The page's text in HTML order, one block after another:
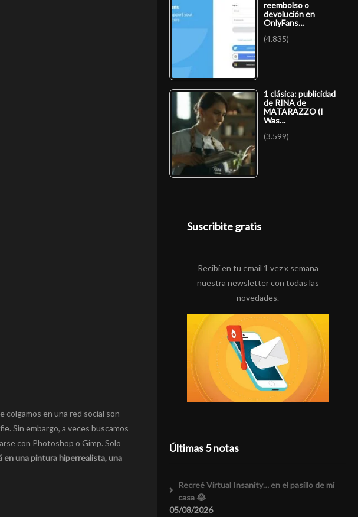
colgamos en una red social son
Sin embargo, a veces buscamos
con Photoshop o Gimp. Solo
una pintura hiperrealista, una
reembolso o
devolución en
OnlyFans…
(4.835)
1 clásica: publicidad
de RINA de
MATARAZZO (I
Was…
(3.599)
Suscribite gratis
Recibí en tu email 1 vez x semana
nuestra newsletter con todas las
novedades.
Últimas 5 notas
Recreé Virtual Insanity… en el pasillo de mi
casa 😂
05/08/2026